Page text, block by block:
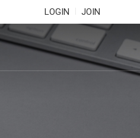
LOGIN JOIN